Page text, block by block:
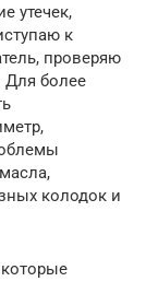
утечек,
к
проверяю
Для более
колодок и